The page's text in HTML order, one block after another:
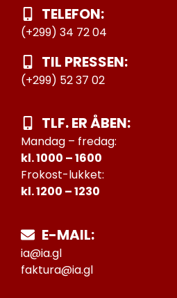
TELEFON:
(+299) 34 72 04
TIL PRESSEN:
(+299) 52 37 02
TLF. ER ÅBEN:
Mandag – fredag:
kl. 1000 – 1600
Frokost-lukket:
kl. 1200 – 1230
E-MAIL:
ia@ia.gl
faktura@ia.gl